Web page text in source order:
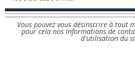
Vous pouvez vous désinscrire à tout
pour cela nos informations de
d'utilisation du